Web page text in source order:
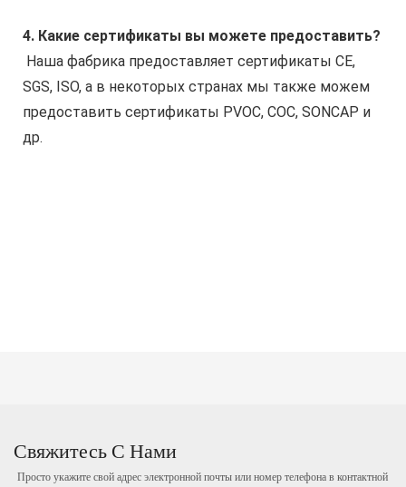
4. Какие сертификаты вы можете предоставить?
SGS, ISO, а в некоторых странах мы также можем
предоставить сертификаты PVOC, COC, SONCAP и
др.
Свяжитесь С Нами
Просто укажите свой адрес электронной почты или номер телефона в контактной